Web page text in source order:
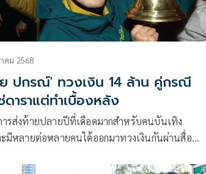
คม 2568
ปกรณ์' ทวงเงิน 14 ล้าน คู่กรณี
ดาราแต่ทำเบื้องหลัง
ารส่งท้ายปลายปีที่เดือดมากสำหรับคนบันเทิง
ะมีหลายต่อหลายคนได้ออกมาทวงเงินกันผ่านสื่อ
วามทวงเงินออกสื่อเช่นกัน จนทำให้หลายคนสงสัยว่า